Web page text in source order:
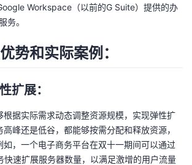
Workspace（以前的G Suite）提供的办
务。
势和实际案例：
扩展：
根据实际需求动态调整资源规模，实现弹性扩
峰还是低谷，都能够按需分配和释放资源，
如，一个电子商务平台在双十一期间可以通过
快速扩展服务器数量，以满足激增的用户流量